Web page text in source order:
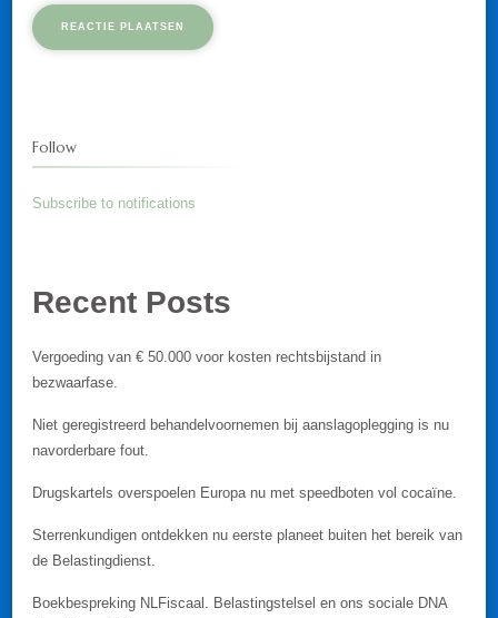
Follow
Subscribe to notifications
Recent Posts
Vergoeding van € 50.000 voor kosten rechtsbijstand in
bezwaarfase.
Niet geregistreerd behandelvoornemen bij aanslagoplegging is nu
navorderbare fout.
Drugskartels overspoelen Europa nu met speedboten vol cocaïne.
Sterrenkundigen ontdekken nu eerste planeet buiten het bereik van
de Belastingdienst.
Boekbespreking NLFiscaal. Belastingstelsel en ons sociale DNA